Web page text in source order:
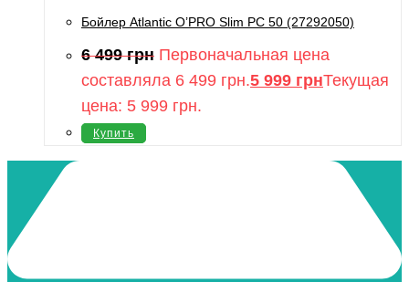
Бойлер Atlantic O’PRO Slim PC 50 (27292050)
6 499грн Первоначальная цена
составляла 6 499 грн.5 999 грнТекущая
цена: 5 999 грн.
Купить